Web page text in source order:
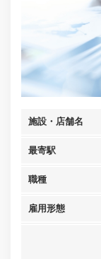
施設・店舗名
最寄駅
職種
雇用形態